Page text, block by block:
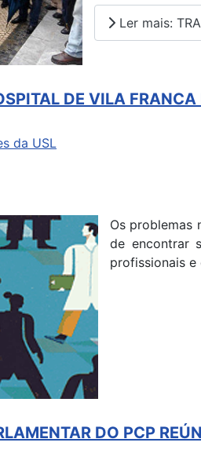
Ler mais:
DE VILA FRANCA
da USL
Os problemas
de encontrar
profissionais e
DO PCP